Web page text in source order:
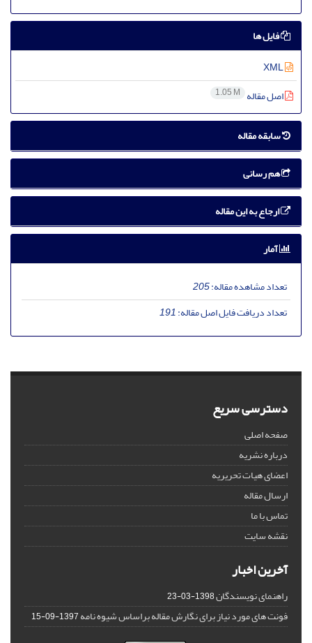
فایل ها
اصل مقاله 1.05 M
سابقه مقاله
هم رسانی
ارجاع به این مقاله
آمار
تعداد مشاهده مقاله:205
تعداد دریافت فایل اصل مقاله:191
دسترسی سریع
صفحه اصلی
درباره نشریه
اعضای هیات تحریریه
ارسال مقاله
تماس با ما
نقشه سایت
آخرین اخبار
راهنمای نویسندگان1398-03-23
فونت های مورد نیاز برای نگارش مقاله براساس شیوه نامه1397-09-15